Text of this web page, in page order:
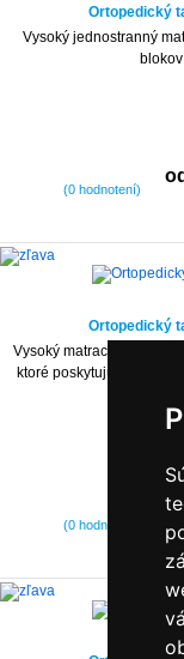
Ortopedický
Vysoký jednostranný
(0 hodnotení)
Ortopedický
Vysoký matrac strednej
ktoré poskytujú chrbtici
(0 hodnotení)